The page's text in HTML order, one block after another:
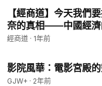
578-0088
🤝廣告合作洽談 ►
💟捐助我們 ►https://
【經商道】今天我們
奈的真相——中國經濟
「經濟向好，主要指
|【世間財情】
經商道 · 1年前
影院風華：電影宮殿
GJW+ · 2年前